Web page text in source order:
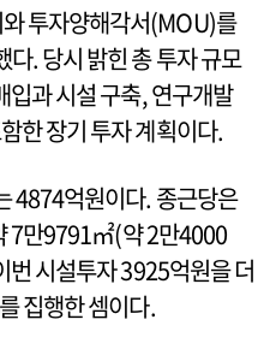
투자양해각서(MOU)를
. 당시 밝힌 총 투자 규모
과 시설 구축, 연구개발
한 장기 투자 계획이다.
4874억원이다. 종근당은
7만9791㎡(약 2만4000
번 시설투자 3925억원을 더
집행한 셈이다.